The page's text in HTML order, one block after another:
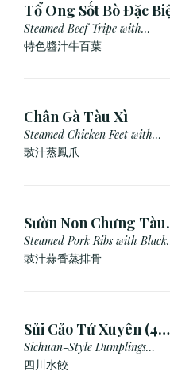
Tổ Ong Sốt Bò Đặc
Steamed Beef Tripe with
Special Sauce
特色醬汁牛百葉
Chân Gà Tàu Xì
Steamed Chicken Feet with
Black Bean Sauce
豉汁蒸鳳爪
Sườn Non Chưng Tàu
Xì Tỏi
Steamed Pork Ribs with Black
Bean & Garlic Sauce
豉汁蒜香蒸排骨
Sủi Cảo Tứ Xuyên (4
viên)
Sichuan-Style Dumplings
(Spicy)
四川水餃